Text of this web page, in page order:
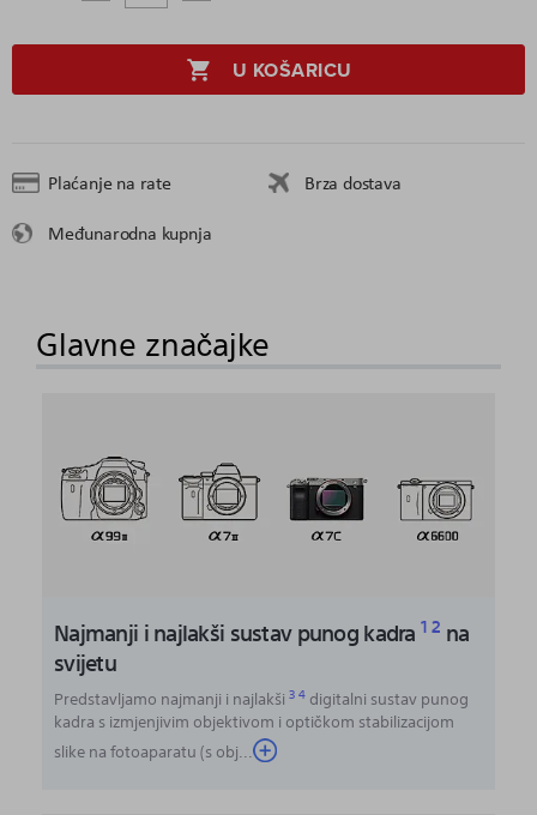
U KOŠARICU
Plaćanje na rate
Brza dostava
Međunarodna kupnja
Glavne značajke
Najmanji i najlakši sustav punog kadra12 na
svijetu
Predstavljamo najmanji i najlakši34digitalni sustav punog
kadra s izmjenjivim objektivom i optičkom stabilizacijom
slike na fotoaparatu (s obj...